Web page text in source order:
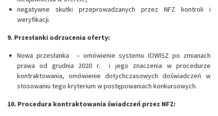
negatywne skutki przeprowadzanych przez NFZ kontroli i
weryfikacji.
9. Przesłanki odrzucenia oferty:
Nowa przesłanka – omówienie systemu IOWISZ po zmianach
prawa od grudnia 2020 r. i jego znaczenia w procedurze
kontraktowania, omówienie dotychczasowych doświadczeń w
stosowaniu tego kryterium w postępowaniach konkursowych.
10. Procedura kontraktowania świadczeń przez NFZ: